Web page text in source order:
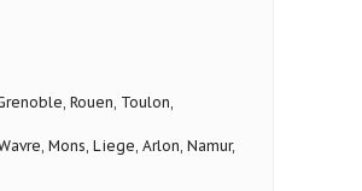
Rouen, Toulon,
Mons, Liege, Arlon, Namur,